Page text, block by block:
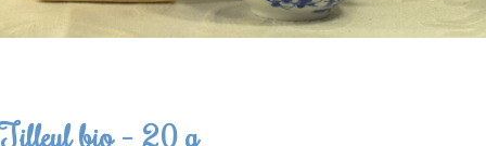
Tilleul bio – 20 g
store soon.